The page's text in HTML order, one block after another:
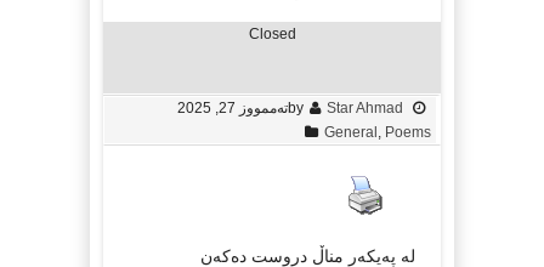
Closed
by Star Ahmad
تەممووز 27, 2025
General Poems
له‌ په‌یكه‌ر مناڵ دروست ده‌كه‌ن